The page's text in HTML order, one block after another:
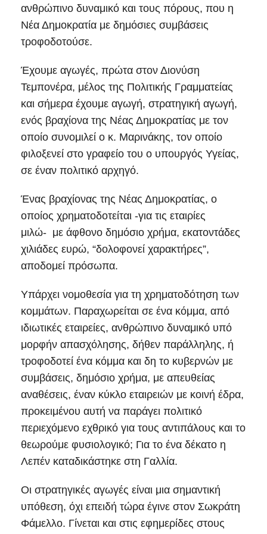
ανθρώπινο δυναμικό και τους πόρους, που η
Νέα Δημοκρατία με δημόσιες συμβάσεις
τροφοδοτούσε.
Έχουμε αγωγές, πρώτα στον Διονύση
Τεμπονέρα, μέλος της Πολιτικής Γραμματείας
και σήμερα έχουμε αγωγή, στρατηγική αγωγή,
ενός βραχίονα της Νέας Δημοκρατίας με τον
οποίο συνομιλεί ο κ. Μαρινάκης, τον οποίο
φιλοξενεί στο γραφείο του ο υπουργός Υγείας,
σε έναν πολιτικό αρχηγό.
Ένας βραχίονας της Νέας Δημοκρατίας, ο
οποίος χρηματοδοτείται -για τις εταιρίες
μιλώ- με άφθονο δημόσιο χρήμα, εκατοντάδες
χιλιάδες ευρώ, “δολοφονεί χαρακτήρες”,
αποδομεί πρόσωπα.
Υπάρχει νομοθεσία για τη χρηματοδότηση των
κομμάτων. Παραχωρείται σε ένα κόμμα, από
ιδιωτικές εταιρείες, ανθρώπινο δυναμικό υπό
μορφήν απασχόλησης, δήθεν παράλληλης, ή
τροφοδοτεί ένα κόμμα και δη το κυβερνών με
συμβάσεις, δημόσιο χρήμα, με απευθείας
αναθέσεις, έναν κύκλο εταιρειών με κοινή έδρα,
προκειμένου αυτή να παράγει πολιτικό
περιεχόμενο εχθρικό για τους αντιπάλους και το
θεωρούμε φυσιολογικό; Για το ένα δέκατο η
Λεπέν καταδικάστηκε στη Γαλλία.
Οι στρατηγικές αγωγές είναι μια σημαντική
υπόθεση, όχι επειδή τώρα έγινε στον Σωκράτη
Φάμελλο. Γίνεται και στις εφημερίδες στους